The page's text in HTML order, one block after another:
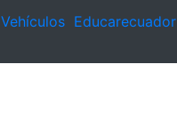
Vehículos Educarecuador